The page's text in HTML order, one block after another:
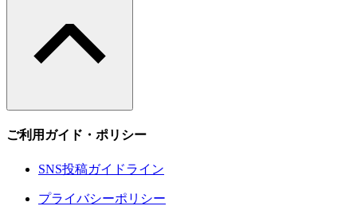
ご利用ガイド・ポリシー
SNS投稿ガイドライン
プライバシーポリシー